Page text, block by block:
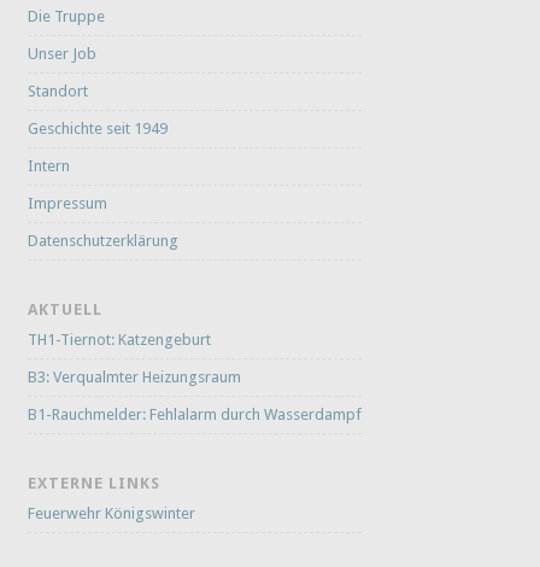
Die Truppe
Unser Job
Standort
Geschichte seit 1949
Intern
Impressum
Datenschutzerklärung
AKTUELL
TH1-Tiernot: Katzengeburt
B3: Verqualmter Heizungsraum
B1-Rauchmelder: Fehlalarm durch Wasserdampf
EXTERNE LINKS
Feuerwehr Königswinter